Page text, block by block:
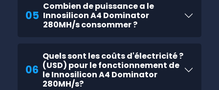
05
Combien de puissance a le
Innosilicon A4 Dominator
280MH/s consommer ?
06
Quels sont les coûts d'électricité ?
(USD) pour le fonctionnement de
le Innosilicon A4 Dominator
280MH/s?